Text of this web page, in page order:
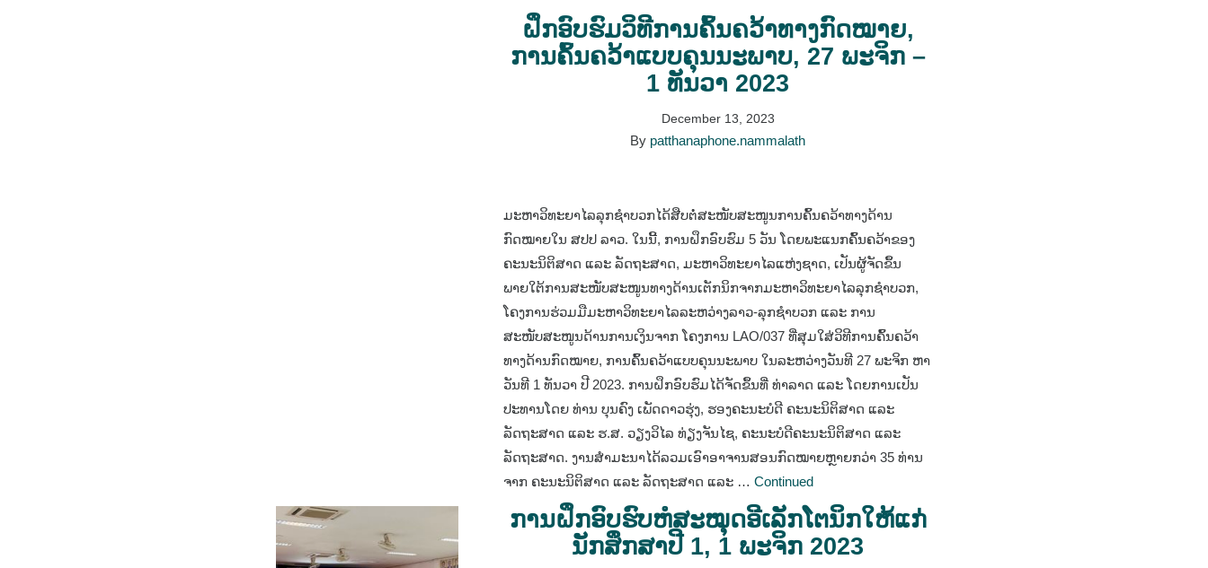
ຝຶກອົບຮົມວິທີການຄົ້ນຄວ້າທາງກົດໝາຍ,
ການຄົ້ນຄວ້າແບບຄຸນນະພາບ, 27 ພະຈິກ –
1 ທັນວາ 2023
December 13, 2023
By patthanaphone.nammalath
ມະຫາວິທະຍາໄລລຸກຊໍາບວກໄດ້ສືບຕໍ່ສະໜັບສະໜູນການຄົ້ນຄວ້າທາງດ້ານ
ກົດໝາຍໃນ ສປປ ລາວ. ໃນນີ້, ການຝຶກອົບຮົມ 5 ວັນ ໂດຍພະແນກຄົ້ນຄວ້າຂອງ
ຄະນະນິຕິສາດ ແລະ ລັດຖະສາດ, ມະຫາວິທະຍາໄລແຫ່ງຊາດ, ເປັນຜູ້ຈັດຂຶ້ນ
ພາຍໃຕ້ການສະໜັບສະໜູນທາງດ້ານເຕັກນິກຈາກມະຫາວິທະຍາໄລລຸກຊໍາບວກ,
ໂຄງການຮ່ວມມືມະຫາວິທະຍາໄລລະຫວ່າງລາວ-ລຸກຊໍາບວກ ແລະ ການ
ສະໜັບສະໜູນດ້ານການເງິນຈາກ ໂຄງການ LAO/037 ທີ່ສຸມໃສ່ວິທີການຄົ້ນຄວ້າ
ທາງດ້ານກົດໝາຍ, ການຄົ້ນຄວ້າແບບຄຸນນະພາບ ໃນລະຫວ່າງວັນທີ 27 ພະຈິກ ຫາ
ວັນທີ 1 ທັນວາ ປີ 2023. ການຝຶກອົບຮົມໄດ້ຈັດຂຶ້ນທີ່ ທ່າລາດ ແລະ ໂດຍການເປັນ
ປະທານໂດຍ ທ່ານ ບຸນຄົງ ເພັດດາວຮຸ່ງ, ຮອງຄະນະບໍດີ ຄະນະນິຕິສາດ ແລະ
ລັດຖະສາດ ແລະ ຮ.ສ. ວຽງວິໄລ ທ່ຽງຈັນໄຊ, ຄະນະບໍດີຄະນະນິຕິສາດ ແລະ
ລັດຖະສາດ. ງານສໍາມະນາໄດ້ລວມເອົາອາຈານສອນກົດໝາຍຫຼາຍກວ່າ 35 ທ່ານ
ຈາກ ຄະນະນິຕິສາດ ແລະ ລັດຖະສາດ ແລະ …Continued
ການຝຶກອົບຮົບຫໍສະໝຸດອີເລັກໂຕນິກໃຫ້ແກ່
ນັກສຶກສາປີ 1, 1 ພະຈິກ 2023